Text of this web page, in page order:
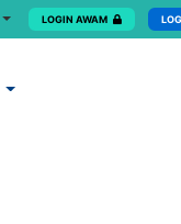
LOGIN AWAM